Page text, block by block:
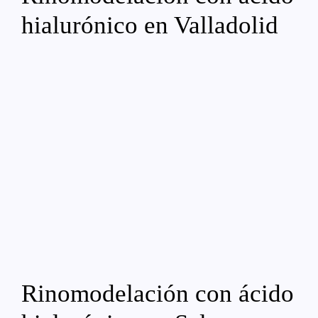
hialurónico en Valladolid
Rinomodelación con ácido